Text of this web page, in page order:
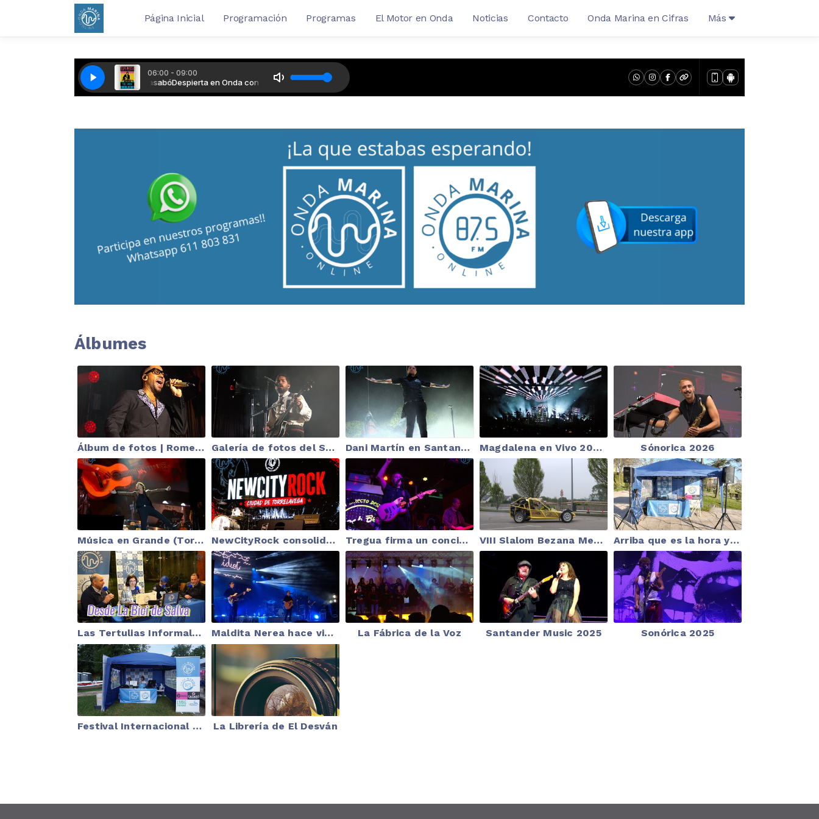
Página Inicial Programación Programas El Motor en Onda Noticias Contacto Onda Marina en Cifras Más
Álbumes
Álbum de fotos | Romeo Santos y Prince Royce en Santander Galería de fotos del Santander Music 2026 | Onda Marina Dani Martín en Santander 2026 Magdalena en Vivo 2026 | Fotos de los conciertos en Santander – Onda Marina Sónorica 2026
Música en Grande (Torrelavega 2026) NewCityRock consolida su crecimiento en Torrelavega entre nuevas bandas y grandes directos como el de Cobardes Tregua firma un concierto arrollador en Santander con Razkin como aliado de lujo VIII Slalom Bezana Memorial Crescente Ortiz - Federico Diego Arriba que es la hora y El Desván desde Astillero 24-03-2026
Las Tertulias Informales desde la Bici de Salva - 23-03-2026 Maldita Nerea hace vibrar Astillero en las Fiestas de San José La Fábrica de la Voz Santander Music 2025 Sonórica 2025
Festival Internacional Náutico Inclusivo La Librería de El Desván